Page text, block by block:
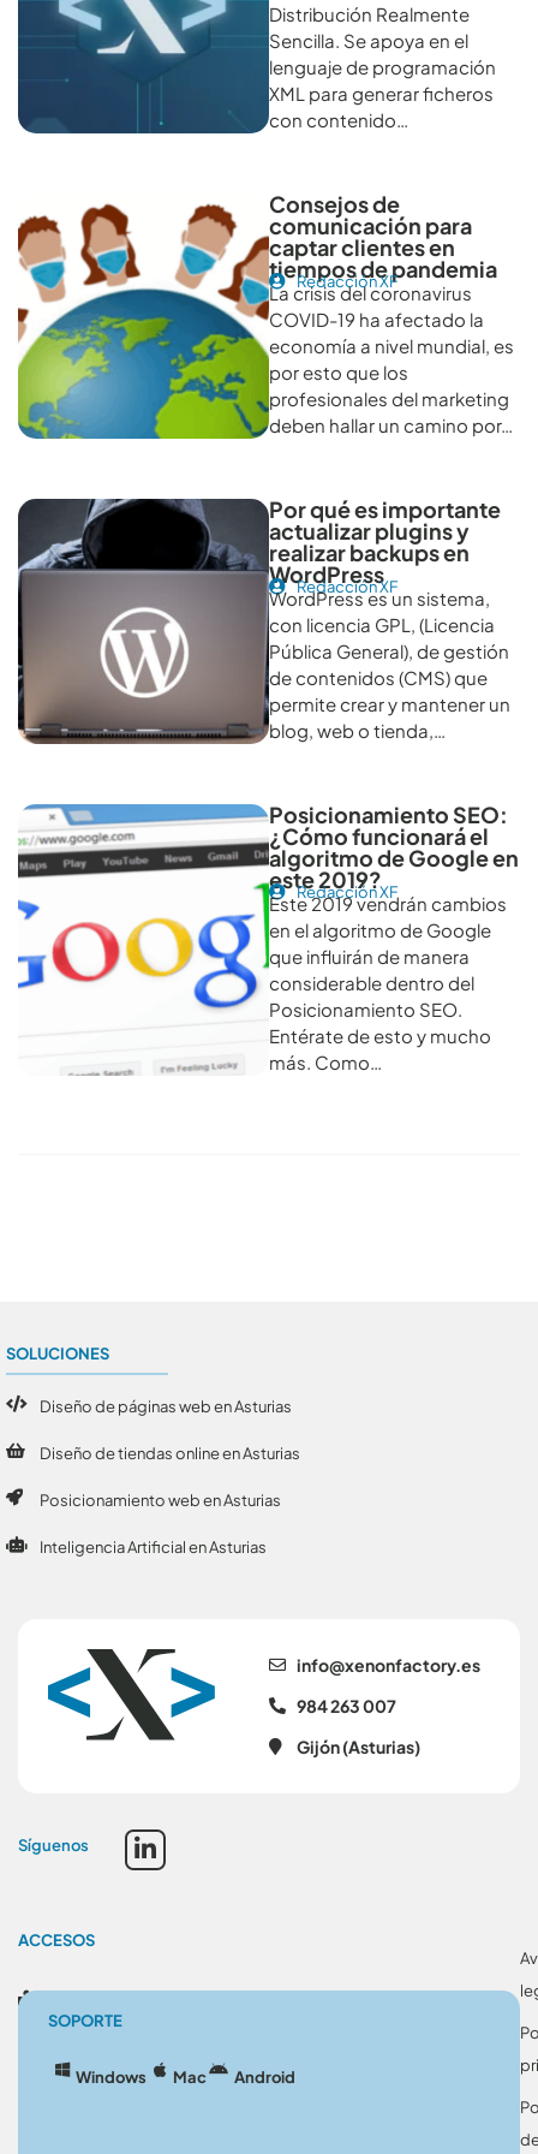
Distribución Realmente
Sencilla. Se apoya en el
lenguaje de programación
XML para generar ficheros
con contenido…
Consejos de
comunicación para
captar clientes en
tiempos de pandemia
Redacción XF
La crisis del coronavirus
COVID-19 ha afectado la
economía a nivel mundial, es
por esto que los
profesionales del marketing
deben hallar un camino por…
Por qué es importante
actualizar plugins y
realizar backups en
WordPress
Redacción XF
WordPress es un sistema,
con licencia GPL, (Licencia
Pública General), de gestión
de contenidos (CMS) que
permite crear y mantener un
blog, web o tienda,…
Posicionamiento SEO:
¿Cómo funcionará el
algoritmo de Google en
este 2019?
Redacción XF
Este 2019 vendrán cambios
en el algoritmo de Google
que influirán de manera
considerable dentro del
Posicionamiento SEO.
Entérate de esto y mucho
más. Como…
se.yrotcafnonex@ofni
984 263 007
Gijón (Asturias)
Síguenos
SOLUCIONES
Diseño de páginas web en Asturias
Diseño de tiendas online en Asturias
Posicionamiento web en Asturias
Inteligencia Artificial en Asturias
ACCESOS
SOPORTE
Windows Mac Android